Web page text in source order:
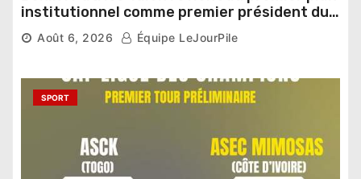
institutionnel comme premier président du
Sénat
Août 6, 2026 Équipe LeJourPile
SPORT